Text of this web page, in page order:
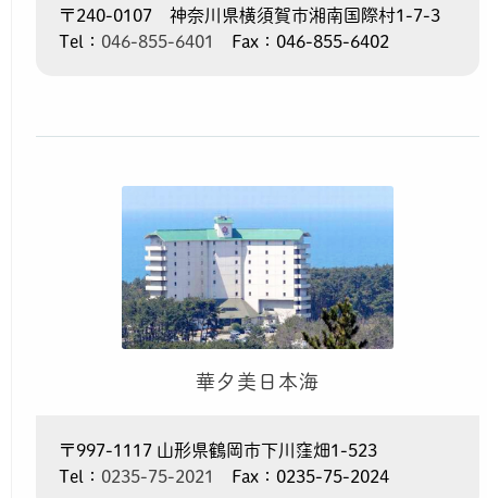
〒240-0107 神奈川県横須賀市湘南国際村1-7-3
Tel： 046-855-6401 Fax：046-855-6402
華夕美日本海
〒997-1117 山形県鶴岡市下川窪畑1-523
Tel： 0235-75-2021 Fax：0235-75-2024